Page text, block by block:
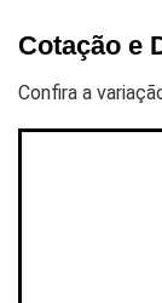
Cotação e
Confira a